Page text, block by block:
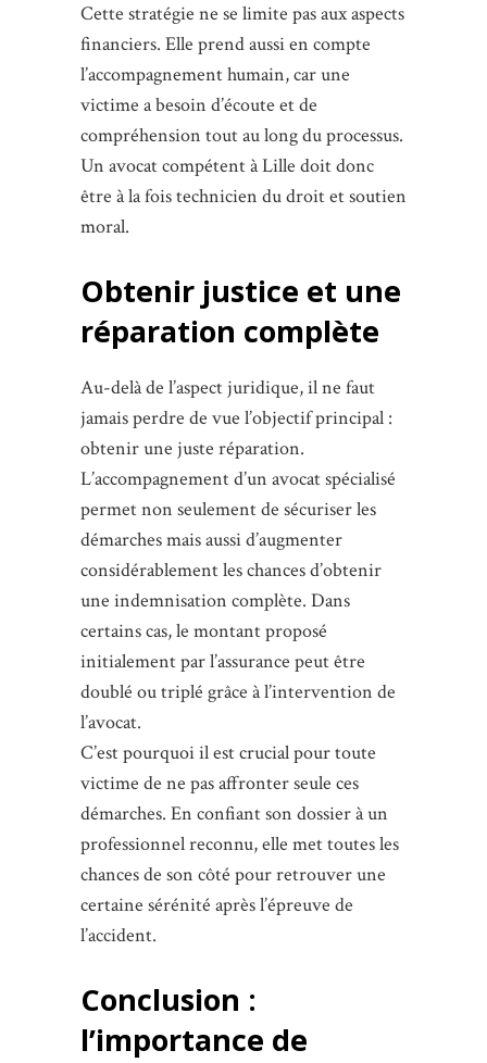
Cette stratégie ne se limite pas aux aspects
financiers. Elle prend aussi en compte
l’accompagnement humain, car une
victime a besoin d’écoute et de
compréhension tout au long du processus.
Un avocat compétent à Lille doit donc
être à la fois technicien du droit et soutien
moral.
Obtenir justice et une
réparation complète
Au-delà de l’aspect juridique, il ne faut
jamais perdre de vue l’objectif principal :
obtenir une juste réparation.
L’accompagnement d’un avocat spécialisé
permet non seulement de sécuriser les
démarches mais aussi d’augmenter
considérablement les chances d’obtenir
une indemnisation complète. Dans
certains cas, le montant proposé
initialement par l’assurance peut être
doublé ou triplé grâce à l’intervention de
l’avocat.
C’est pourquoi il est crucial pour toute
victime de ne pas affronter seule ces
démarches. En confiant son dossier à un
professionnel reconnu, elle met toutes les
chances de son côté pour retrouver une
certaine sérénité après l’épreuve de
l’accident.
Conclusion :
l’importance de